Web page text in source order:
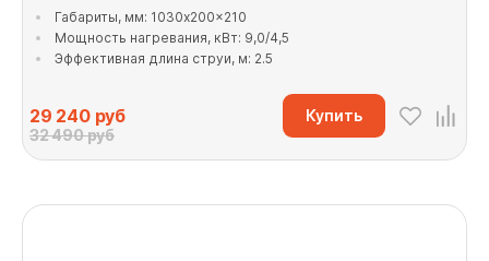
Габариты, мм: 1030x200x210
Мощность нагревания, кВт: 9,0/4,5
Эффективная длина струи, м: 2.5
29 240руб
32 490 руб
Купить